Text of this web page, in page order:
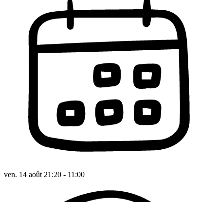
ven. 14 août 21:20 - 11:00